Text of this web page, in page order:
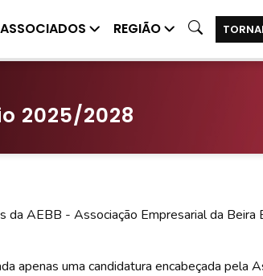
ASSOCIADOS REGIÃO
2025/2028
AEBB - Associação Empresarial da Beira
apenas uma candidatura encabeçada pela